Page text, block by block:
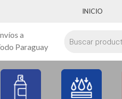
INICIO
a
Paraguay
de